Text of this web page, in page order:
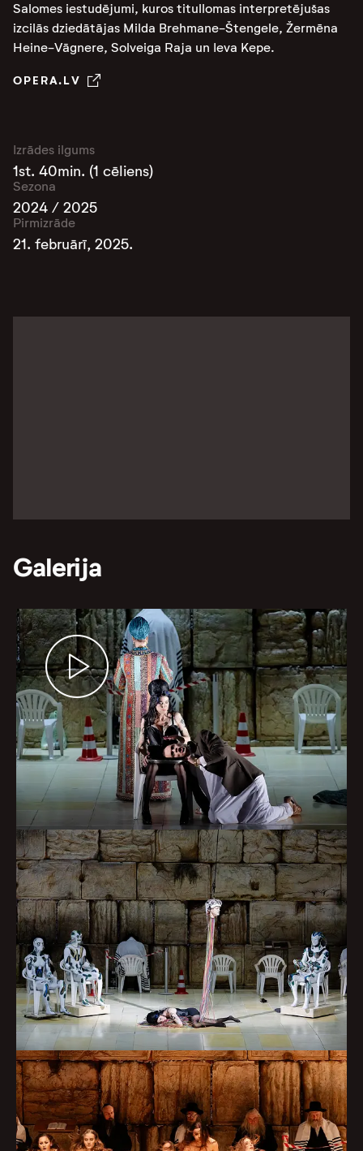
Salomes iestudējumi, kuros titullomas interpretējušas
izcilās dziedātājas Milda Brehmane-Štengele, Žermēna
Heine-Vāgnere, Solveiga Raja un Ieva Kepe.
OPERA.LV
Izrādes ilgums
1st. 40min. (1 cēliens)
Sezona
2024 / 2025
Pirmizrāde
21. februārī, 2025.
Galerija